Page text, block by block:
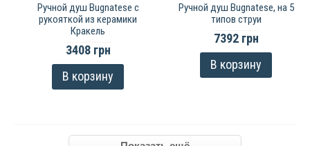
Ручной душ Bugnatese с
рукояткой из керамики
Кракель
3408 грн
В корзину
Ручной душ Bugnatese, на 5
типов струи
7392 грн
В корзину